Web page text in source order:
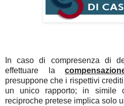
In caso di compresenza di
effettuare la
presuppone che i rispettivi
un unico rapporto; in simile
reciproche pretese implica solo